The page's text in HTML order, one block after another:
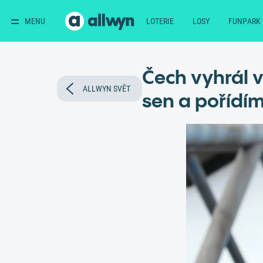
MENU LOTERIE LOSY FUNPARK
ALLWYN SVĚT
Čech vyhrál
sen a